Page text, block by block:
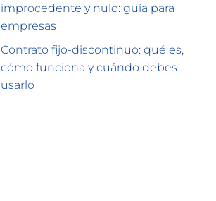
improcedente y nulo: guía para
empresas
Contrato fijo-discontinuo: qué es,
cómo funciona y cuándo debes
usarlo